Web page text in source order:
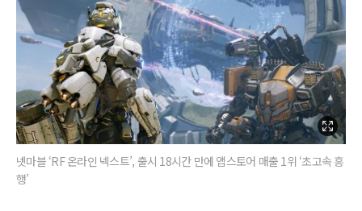
넷마블 ‘RF 온라인 넥스트’, 출시 18시간 만에 앱스토어 매출 1위 ‘초고속 흥
행’